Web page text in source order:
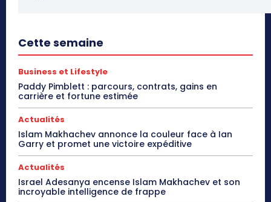
Cette semaine
Business et Lifestyle
Paddy Pimblett : parcours, contrats, gains en
carrière et fortune estimée
Actualités
Islam Makhachev annonce la couleur face à Ian
Garry et promet une victoire expéditive
Actualités
Israel Adesanya encense Islam Makhachev et son
incroyable intelligence de frappe